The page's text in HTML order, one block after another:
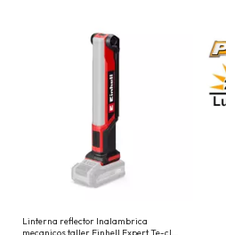
Linterna reflector Inalambrica